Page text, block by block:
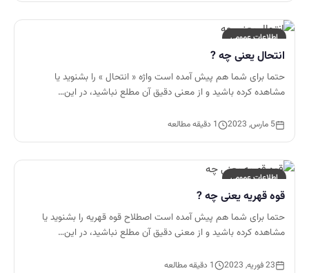
اطلاعات عمومی
انتحال یعنی چه ?
حتما برای شما هم پیش آمده است واژه « انتحال » را بشنوید یا
مشاهده کرده باشید و از معنی دقیق آن مطلع نباشید، در این…
5 مارس, 2023 1 دقیقه مطالعه
اطلاعات عمومی
قوه قهریه یعنی چه ?
حتما برای شما هم پیش آمده است اصطلاح قوه قهریه را بشنوید یا
مشاهده کرده باشید و از معنی دقیق آن مطلع نباشید، در این…
23 فوریه, 2023 1 دقیقه مطالعه